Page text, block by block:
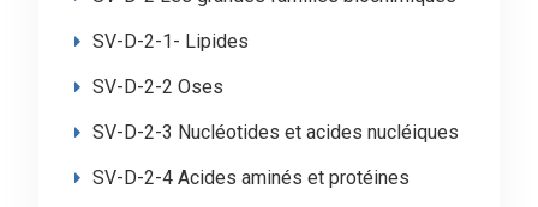
SV-D-2-1- Lipides
SV-D-2-2 Oses
SV-D-2-3 Nucléotides et acides nucléiques
SV-D-2-4 Acides aminés et protéines